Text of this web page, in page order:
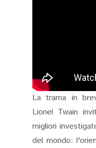
La trama in
Lionel Twain
migliori
del mondo: